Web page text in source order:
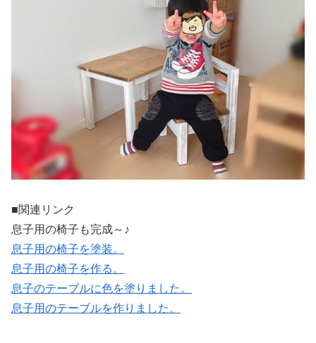
■関連リンク
息子用の椅子も完成～♪
息子用の椅子を塗装。
息子用の椅子を作る。
息子のテーブルに色を塗りました。
息子用のテーブルを作りました。